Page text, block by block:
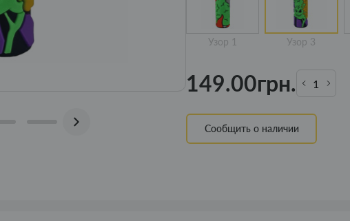
Узор 1 Узор 3
149.00грн.
Сообщить о наличии